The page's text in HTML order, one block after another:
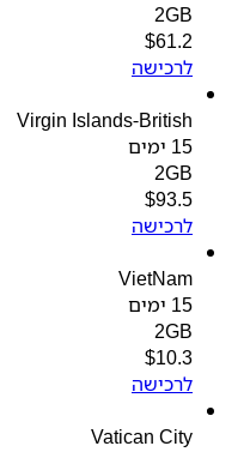
2GB
$61.2
לרכישה
Virgin Islands-British
2GB
$93.5
לרכישה
VietNam
2GB
$10.3
לרכישה
Vatican City